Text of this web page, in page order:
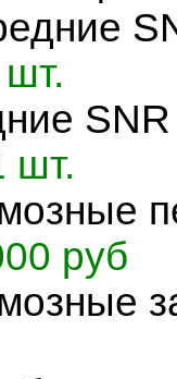
шт.
руб